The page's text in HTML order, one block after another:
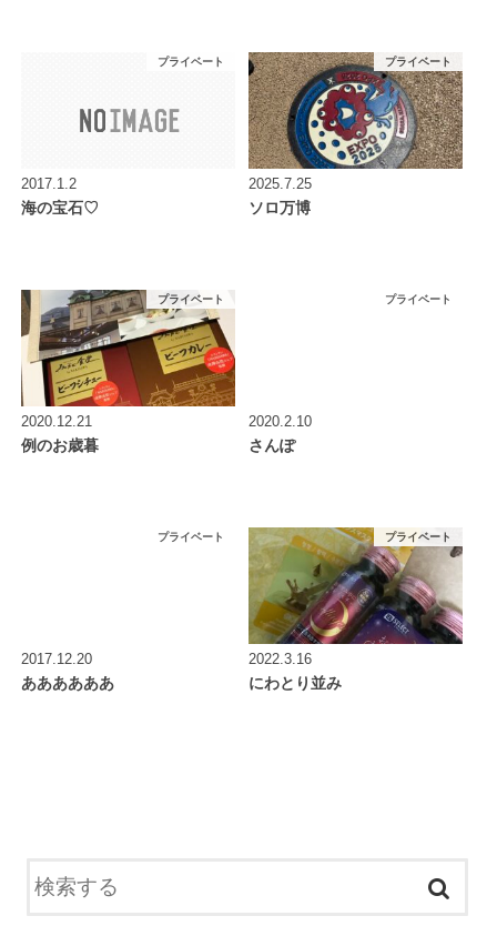
プライベート
2017.1.2
海の宝石♡
プライベート
2025.7.25
ソロ万博
プライベート
2020.12.21
例のお歳暮
プライベート
2020.2.10
さんぽ
プライベート
2017.12.20
ああああああ
プライベート
2022.3.16
にわとり並み